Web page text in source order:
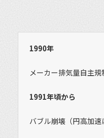
1990年
メーカー排気量自主規
1991年頃から
バブル崩壊（円高加速